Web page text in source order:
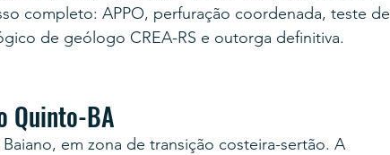
completo: APPO, perfuração coordenada, teste de
de geólogo CREA-RS e outorga definitiva.
Quinto-BA
em zona de transição costeira-sertão. A